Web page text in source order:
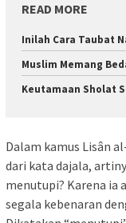
READ MORE
Inilah Cara Taubat
Muslim Memang
Keutamaan Sholat
Dalam kamus Lisân
dari kata dajala,
menutupi? Karena ia
segala kebenaran